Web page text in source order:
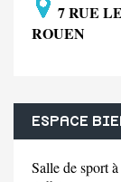
7 RUE
ROUEN
ESPACE
Salle de sport